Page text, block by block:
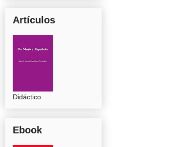
Artículos
Didáctico
Ebook